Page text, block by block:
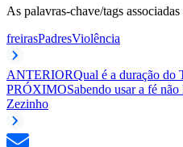
As palavras-chave/tags associadas
freirasPadresViolência
ANTERIORQual é a duração do
PRÓXIMOSabendo usar a fé
Zezinho